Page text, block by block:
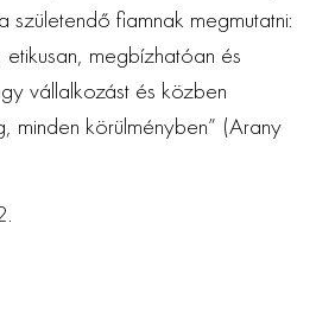
születendő fiamnak megmutatni:
megbízhatóan és
vállalkozást és közben
minden körülményben” (Arany